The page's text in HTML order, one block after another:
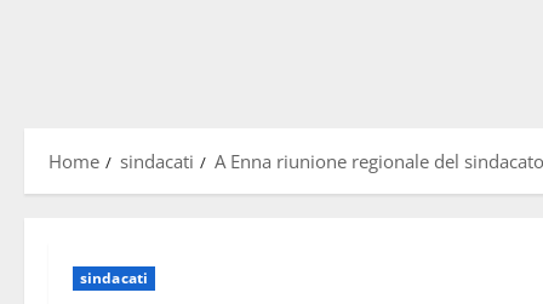
Home sindacati A Enna riunione regionale del
sindacati